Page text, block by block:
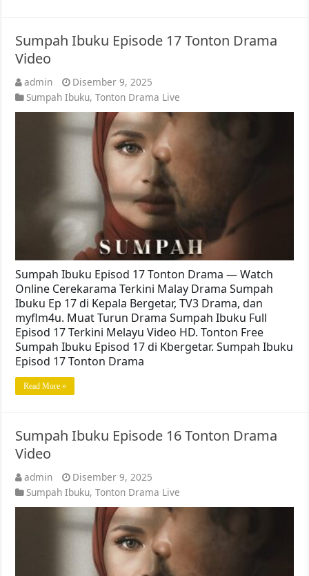
Sumpah Ibuku Episode 17 Tonton Drama
Video
admin
Disember 9, 2025
Sumpah Ibuku,Tonton Drama Live
Sumpah Ibuku Episod 17 Tonton Drama — Watch
Online Cerekarama Terkini Malay Drama Sumpah
Ibuku Ep 17 di Kepala Bergetar, TV3 Drama, dan
myflm4u. Muat Turun Drama Sumpah Ibuku Full
Episod 17 Terkini Melayu Video HD. Tonton Free
Sumpah Ibuku Episod 17 di Kbergetar. Sumpah Ibuku
Episod 17 Tonton Drama
Read More »
Sumpah Ibuku Episode 16 Tonton Drama
Video
admin
Disember 9, 2025
Sumpah Ibuku,Tonton Drama Live